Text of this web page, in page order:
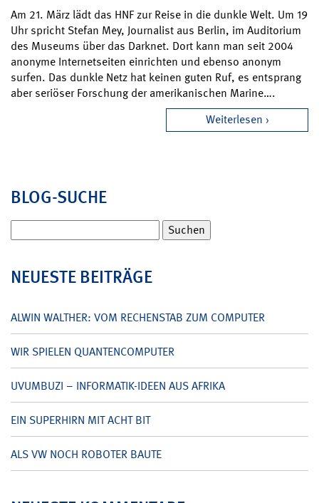
Am 21. März lädt das HNF zur Reise in die dunkle Welt. Um 19
Uhr spricht Stefan Mey, Journalist aus Berlin, im Auditorium
des Museums über das Darknet. Dort kann man seit 2004
anonyme Internetseiten einrichten und ebenso anonym
surfen. Das dunkle Netz hat keinen guten Ruf, es entsprang
aber seriöser Forschung der amerikanischen Marine….
Weiterlesen
BLOG-SUCHE
nach:
NEUESTE BEITRÄGE
ALWIN WALTHER: VOM RECHENSTAB ZUM COMPUTER
WIR SPIELEN QUANTENCOMPUTER
UVUMBUZI – INFORMATIK-IDEEN AUS AFRIKA
EIN SUPERHIRN MIT ACHT BIT
ALS VW NOCH ROBOTER BAUTE